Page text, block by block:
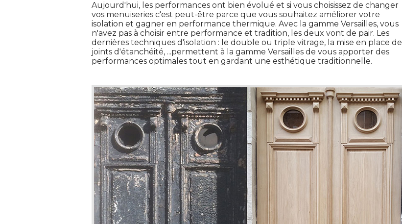
Aujourd'hui, les performances ont bien évolué et si vous choisissez de changer
vos menuiseries c'est peut-être parce que vous souhaitez améliorer votre
isolation et gagner en performance thermique. Avec la gamme Versailles, vous
n'avez pas à choisir entre performance et tradition, les deux vont de pair. Les
dernières techniques d'isolation : le double ou triple vitrage, la mise en place de
joints d'étanchéité, ...permettent à la gamme Versailles de vous apporter des
performances optimales tout en gardant une esthétique traditionnelle.